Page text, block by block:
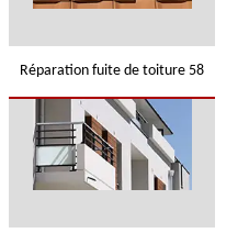
Réparation fuite de toiture 58